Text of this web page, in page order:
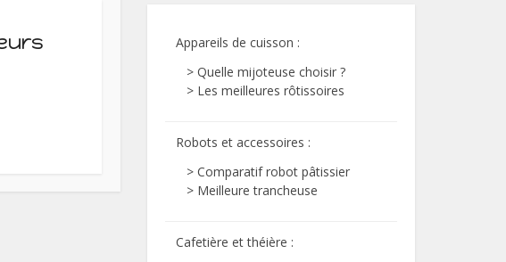
Appareils de cuisson :
> Quelle mijoteuse choisir ?
> Les meilleures rôtissoires
Robots et accessoires :
> Comparatif robot pâtissier
> Meilleure trancheuse
Cafetière et théière :